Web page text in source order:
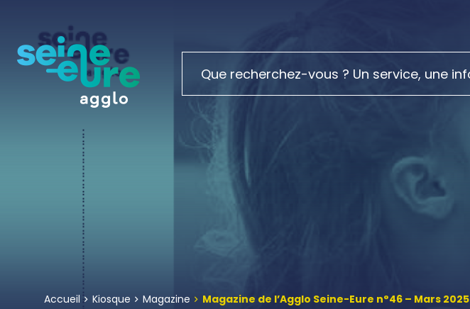
Accueil Kiosque Magazine Magazine de l’Agglo Seine-Eure n°46 – Mars 2025